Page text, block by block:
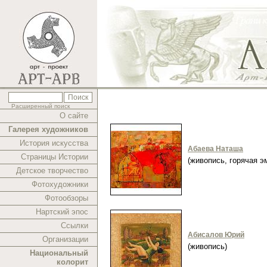
Расширенный поиск
О сайте
Галерея художников
История искусства
Страницы Истории
Детское творчество
Фотохудожники
Фотообзоры
Нартский эпос
Ссылки
Организации
Национальный
колорит
Абаева Наташа
(живопись, горячая
Абисалов Юрий
(живопись)